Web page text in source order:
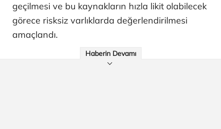
geçilmesi ve bu kaynakların hızla likit olabilecek
görece risksiz varlıklarda değerlendirilmesi
amaçlandı.
Haberin Devamı